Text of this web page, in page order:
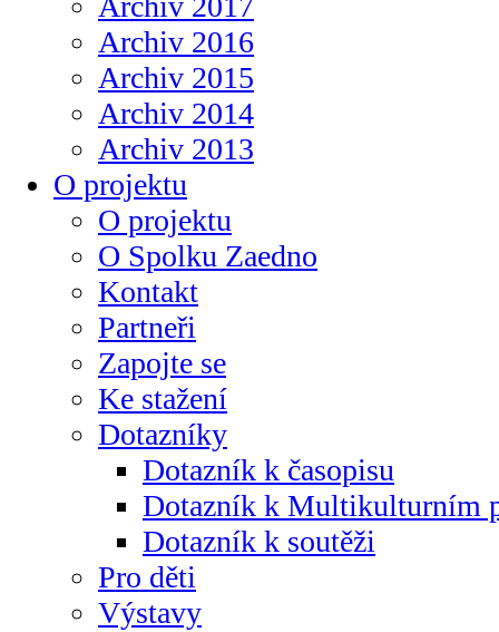
Archiv 2016
Archiv 2015
Archiv 2014
Archiv 2013
O projektu
O projektu
O Spolku Zaedno
Kontakt
Partneři
Zapojte se
Ke stažení
Dotazníky
Dotazník k časopisu
Dotazník k Multikulturním
Dotazník k soutěži
Pro děti
Výstavy